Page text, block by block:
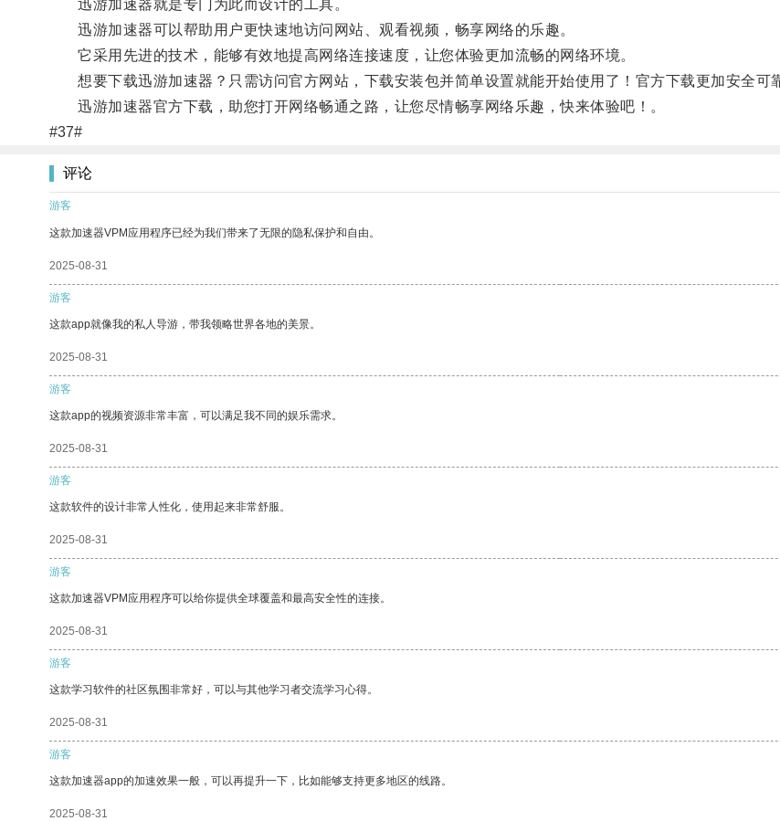
迅游加速器就是专门为此而设计的工具。
迅游加速器可以帮助用户更快速地访问网站、观看视频，畅享网络的乐趣。
它采用先进的技术，能够有效地提高网络连接速度，让您体验更加流畅的网络环境。
想要下载迅游加速器？只需访问官方网站，下载安装包并简单设置就能开始使用了！官方下载更加安全可
迅游加速器官方下载，助您打开网络畅通之路，让您尽情畅享网络乐趣，快来体验吧！。
#37#
评论
游客
这款加速器VPM应用程序已经为我们带来了无限的隐私保护和自由。
2025-08-31
游客
这款app就像我的私人导游，带我领略世界各地的美景。
2025-08-31
游客
这款app的视频资源非常丰富，可以满足我不同的娱乐需求。
2025-08-31
游客
这款软件的设计非常人性化，使用起来非常舒服。
2025-08-31
游客
这款加速器VPM应用程序可以给你提供全球覆盖和最高安全性的连接。
2025-08-31
游客
这款学习软件的社区氛围非常好，可以与其他学习者交流学习心得。
2025-08-31
游客
这款加速器app的加速效果一般，可以再提升一下，比如能够支持更多地区的线路。
2025-08-31